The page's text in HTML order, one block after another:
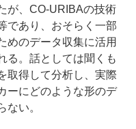
が、CO-URIBAの技術
であり、おそらく一部
めのデータ収集に活用
る。話としては聞くも
取得して分析し、実際
ーにどのような形のデ
ない。